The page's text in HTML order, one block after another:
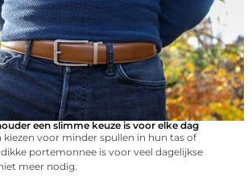
een slimme keuze is voor elke dag
kiezen voor minder spullen in hun tas of
portemonnee is voor veel dagelijkse
meer nodig.